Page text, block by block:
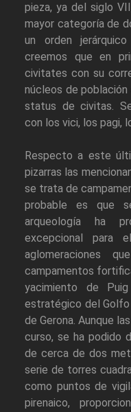
pieza, ya del siglo
mayor categoría de
un orden
creemos que en
civitates con su
núcleos de
status de civitas.
con los vici, los pagi,
Respecto a este
pizarras las
se trata de
probable es que
arqueología ha
excepcional
aglomeraciones
campamentos
yacimiento de
estratégico del Golfo
de Gerona. Aunque
curso, se ha podido
de cerca de dos
serie de torres
como puntos de
pirenaico,